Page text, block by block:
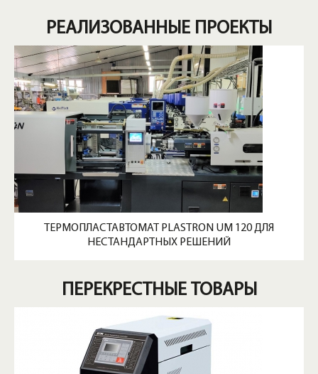
РЕАЛИЗОВАННЫЕ ПРОЕКТЫ
ТЕРМОПЛАСТАВТОМАТ PLASTRON UM 120 ДЛЯ
НЕСТАНДАРТНЫХ РЕШЕНИЙ
ПЕРЕКРЕСТНЫЕ ТОВАРЫ